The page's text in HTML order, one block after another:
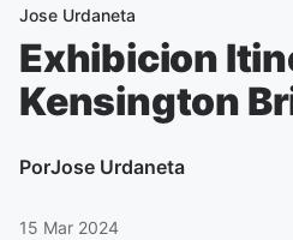
Jose Urdaneta
Exhibicion
Kensington
PorJose Urdaneta
15 Mar 2024